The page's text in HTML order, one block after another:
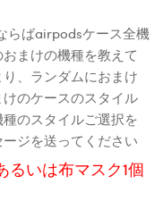
らばairpodsケース全機
まけの機種を教えて
、ランダムにおまけ
のケースのスタイル
のスタイルご選択を
ジを送ってください
いは布マスク1個